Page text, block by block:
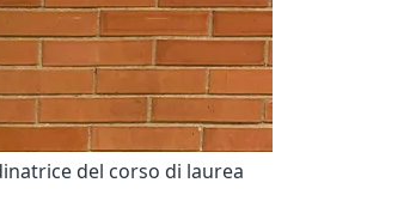
del corso di laurea